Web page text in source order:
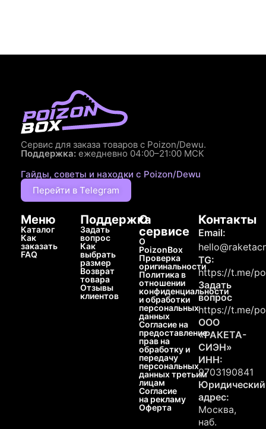
Сервис для заказа товаров с Poizon/Dewu.
Поддержка: ежедневно 04:00–21:00 МСК
Гайды, советы и находки с Poizon/Dewu
Перейти в Telegram
Меню
Каталог
Как
заказать
FAQ
Поддержка
Задать
вопрос
Как
выбрать
размер
Возврат
товара
Отзывы
клиентов
О
сервисе
О
PoizonBox
Проверка
оригинальности
Политика в
отношении
конфиденциальности
и обработки
персональных
данных
Согласие на
предоставление
прав на
обработку и
передачу
персональных
данных третьим
лицам
Согласие
на рекламу
Оферта
Контакты
Email:
TG:
https://t.me/
Задать
вопрос
https://t.me/
ООО
«РАКЕТА-
СИЭН»
ИНН:
9703190841
Юридический
адрес:
Москва,
наб.